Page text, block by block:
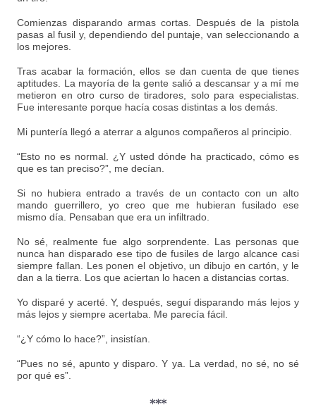
Comienzas disparando armas cortas. Después de la pistola
pasas al fusil y, dependiendo del puntaje, van seleccionando a
los mejores.
Tras acabar la formación, ellos se dan cuenta de que tienes
aptitudes. La mayoría de la gente salió a descansar y a mí me
metieron en otro curso de tiradores, solo para especialistas.
Fue interesante porque hacía cosas distintas a los demás.
Mi puntería llegó a aterrar a algunos compañeros al principio.
“Esto no es normal. ¿Y usted dónde ha practicado, cómo es
que es tan preciso?”, me decían.
Si no hubiera entrado a través de un contacto con un alto
mando guerrillero, yo creo que me hubieran fusilado ese
mismo día. Pensaban que era un infiltrado.
No sé, realmente fue algo sorprendente. Las personas que
nunca han disparado ese tipo de fusiles de largo alcance casi
siempre fallan. Les ponen el objetivo, un dibujo en cartón, y le
dan a la tierra. Los que aciertan lo hacen a distancias cortas.
Yo disparé y acerté. Y, después, seguí disparando más lejos y
más lejos y siempre acertaba. Me parecía fácil.
“¿Y cómo lo hace?”, insistían.
“Pues no sé, apunto y disparo. Y ya. La verdad, no sé, no sé
por qué es”.
***